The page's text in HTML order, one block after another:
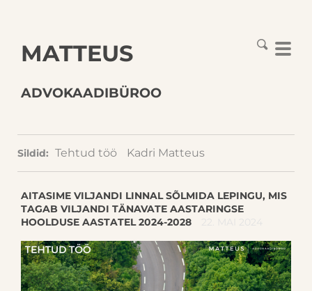
MATTEUS
ADVOKAADIBÜROO
Sildid: Tehtud töö Kadri Matteus
AITASIME VILJANDI LINNAL SÕLMIDA LEPINGU, MIS
TAGAB VILJANDI TÄNAVATE AASTARINGSE
HOOLDUSE AASTATEL 2024-2028